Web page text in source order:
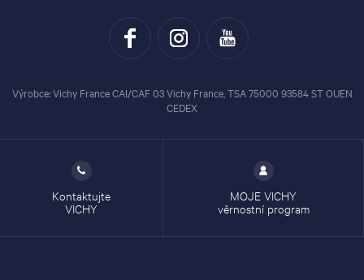
Výrobce: Vichy France CAI/CAF 03 Vichy France, TSA 75000 93584 ST OUEN
CEDEX
Kontaktujte
VICHY
MOJE VICHY
věrnostní program